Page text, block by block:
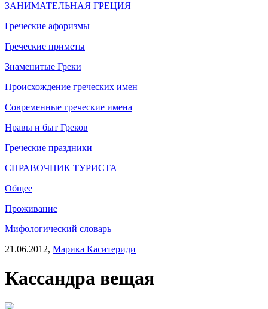
ЗАНИМАТЕЛЬНАЯ ГРЕЦИЯ
Греческие афоризмы
Греческие приметы
Знаменитые Греки
Происхождение греческих имен
Современные греческие имена
Нравы и быт Греков
Греческие праздники
СПРАВОЧНИК ТУРИСТА
Общее
Проживание
Мифологический словарь
21.06.2012, Марика Каситериди
Кассандра вещая